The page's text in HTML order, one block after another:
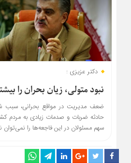
دکتر عزیزی :
نبود متولی، زیان بحران را
ضعف مدیریت در مواقع بحرانی، سبب
حادثه ضربات و صدمات زیادی به مردم
سهم مسئولان در این فاجعه‌ها را نمی‌توان